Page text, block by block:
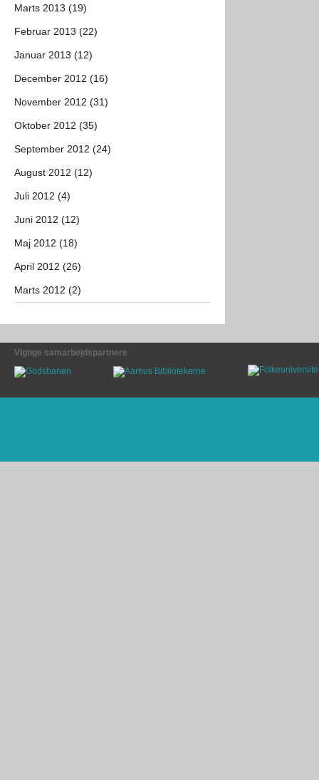
Marts 2013 (19)
Februar 2013 (22)
Januar 2013 (12)
December 2012 (16)
November 2012 (31)
Oktober 2012 (35)
September 2012 (24)
August 2012 (12)
Juli 2012 (4)
Juni 2012 (12)
Maj 2012 (18)
April 2012 (26)
Marts 2012 (2)
Vigtige samarbejdspartnere